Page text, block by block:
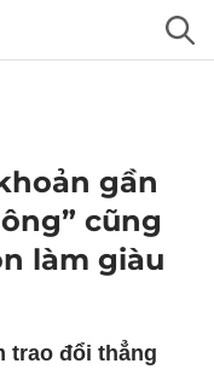
gần
cũng
làm giàu
trao đổi thẳng